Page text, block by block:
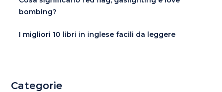
bombing?
I migliori 10 libri in inglese facili da leggere
Categorie